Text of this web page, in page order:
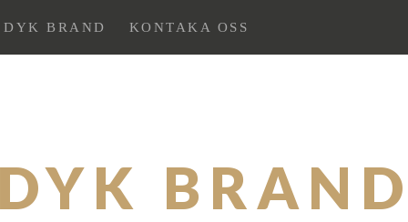
BRAND KONTAKA OSS
DYK BRAND